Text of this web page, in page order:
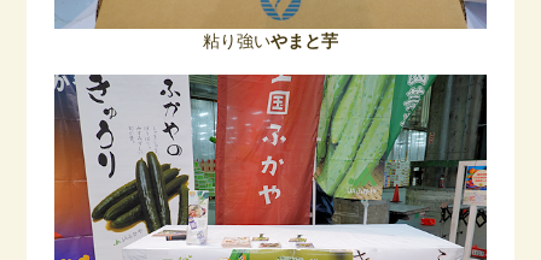
粘り強いやまと芋